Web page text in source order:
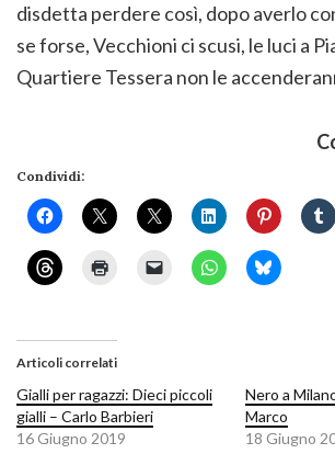
disdetta perdere così, dopo averlo
se forse, Vecchioni ci scusi, le luci a
Quartiere Tessera non le
Condividi:
Articoli correlati
Gialli per ragazzi: Dieci piccoli
gialli – Carlo Barbieri
16 Giugno 2019
Nero a
Marco
18 Giugno